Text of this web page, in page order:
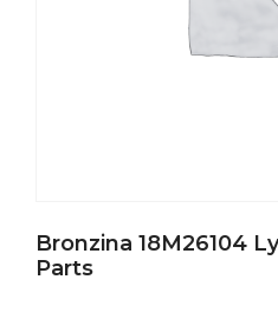
Bronzina 18M26104
Parts